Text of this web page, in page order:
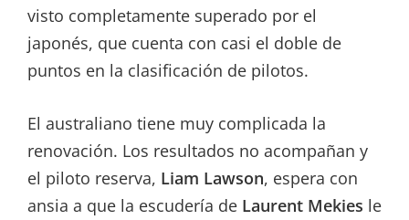
visto completamente superado por el
japonés, que cuenta con casi el doble de
puntos en la clasificación de pilotos.
El australiano tiene muy complicada la
renovación. Los resultados no acompañan y
el piloto reserva, Liam Lawson, espera con
ansia a que la escudería de Laurent Mekies le